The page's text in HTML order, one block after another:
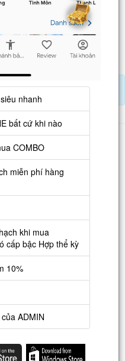
Sau
nhanh
bất cứ khi nào
COMBO
miễn phí hàng
khi mua
cấp bậc Hợp thể kỳ
10%
ADMIN